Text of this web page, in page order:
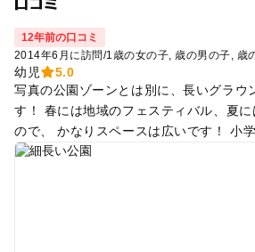
12年前の口コミ
2014年6月に訪問/1歳の女の子 歳の男の子 歳
幼児
5.0
写真の公園ゾーンとは別に、長いグラウ
す！ 春には地域のフェスティバル、夏
ので、 かなりスペースは広いです！ 小
ちらで遊んでくれるので、 ちっちゃい子